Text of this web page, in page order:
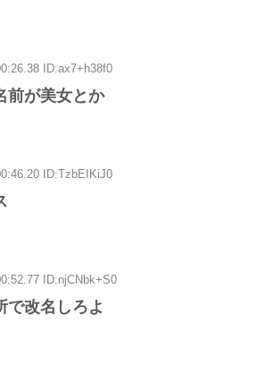
ID:ax7+h38f0
前が美女とか
ID:TzbEIKiJ0
ID:njCNbk+S0
で改名しろよ